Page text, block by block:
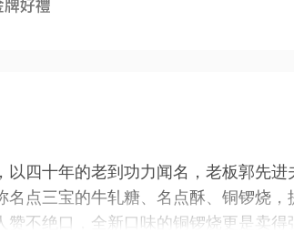
以四十年的老到功力闻名，老板郭先
名点三宝的牛轧糖、名点酥、铜锣烧
赞不绝口，全新口味的铜锣烧更是卖